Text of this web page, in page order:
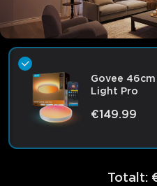
Govee
Light Pro
€149.99
Totalt: